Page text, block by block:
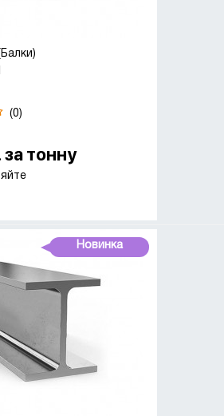
(0)
за тонну
Новинка